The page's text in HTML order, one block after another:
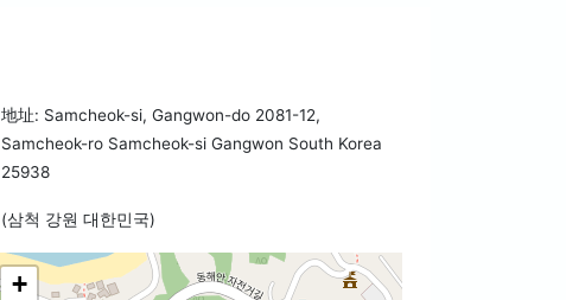
地址: Samcheok-si, Gangwon-do 2081-12,
Samcheok-ro Samcheok-si Gangwon South Korea
25938
(삼척 강원 대한민국)
+